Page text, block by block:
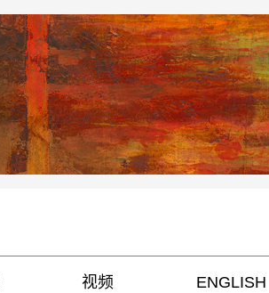
视频 ENGLISH